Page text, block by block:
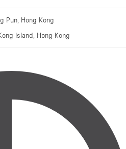
Pun, Hong Kong
Island, Hong Kong